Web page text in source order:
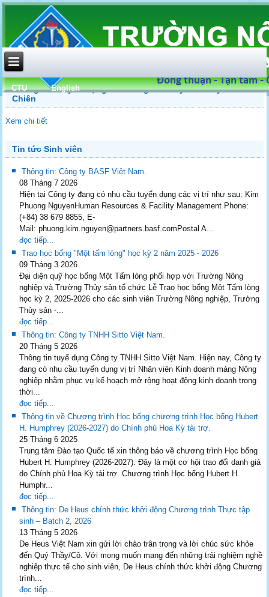
CTU English
Thông báo tuyển dụng tổ trưởng của CTy CP Thủy sản Cổ
Chiên
Xem chi tiết
Tin tức Sinh viên
Thông tin: Công ty BASF Việt Nam.
08 Tháng 7 2026
Hiện tại Công ty đang có nhu cầu tuyển dụng các vị trí như sau: Kim
Phuong NguyenHuman Resources & Facility Management Phone:
(+84) 38 679 8855, E-
Mail: phuong.kim.nguyen@partners.basf.comPostal A...
đọc tiếp...
Trao học bổng "Một tấm lòng" học kỳ 2 năm 2025 - 2026
09 Tháng 3 2026
Đại diện quỹ học bổng Một Tấm lòng phối hợp với Trường Nông
nghiệp và Trường Thủy sản tổ chức Lễ Trao học bổng Một Tấm lòng
học kỳ 2, 2025-2026 cho các sinh viên Trường Nông nghiệp, Trường
Thủy sản -...
đọc tiếp...
Thông tin: Công ty TNHH Sitto Việt Nam.
20 Tháng 5 2026
Thông tin tuyể dụng Công ty TNHH Sitto Việt Nam. Hiện nay, Công ty
đang có nhu cầu tuyển dụng vị trí Nhân viên Kinh doanh mảng Nông
nghiệp nhằm phục vụ kế hoạch mở rộng hoạt động kinh doanh trong
thời...
đọc tiếp...
Thông tin về Chương trình Học bổng chương trình Học bổng Hubert
H. Humphrey (2026-2027) do Chính phủ Hoa Kỳ tài trợ.
25 Tháng 6 2025
Trung tâm Đào tạo Quốc tế xin thông báo về chương trình Học bổng
Hubert H. Humphrey (2026-2027). Đây là một cơ hội trao đổi danh giá
do Chính phủ Hoa Kỳ tài trợ. Chương trình Học bổng Hubert H.
Humphr...
đọc tiếp...
Thông tin: De Heus chính thức khởi động Chương trình Thực tập
sinh – Batch 2, 2026
13 Tháng 5 2026
De Heus Việt Nam xin gửi lời chào trân trọng và lời chúc sức khỏe
đến Quý Thầy/Cô. Với mong muốn mang đến những trải nghiệm nghề
nghiệp thực tế cho sinh viên, De Heus chính thức khởi động Chương
trình...
đọc tiếp...